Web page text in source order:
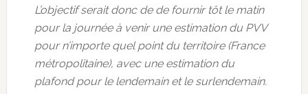
L’objectif serait donc de de fournir tôt le matin
pour la journée à venir une estimation du PVV
pour n’importe quel point du territoire (France
métropolitaine), avec une estimation du
plafond pour le lendemain et le surlendemain.